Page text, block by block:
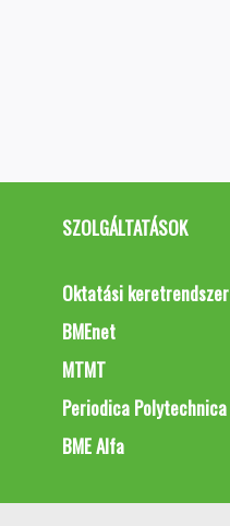
SZOLGÁLTATÁSOK
Oktatási keretrendszer
BMEnet
MTMT
Periodica Polytechnica
BME Alfa